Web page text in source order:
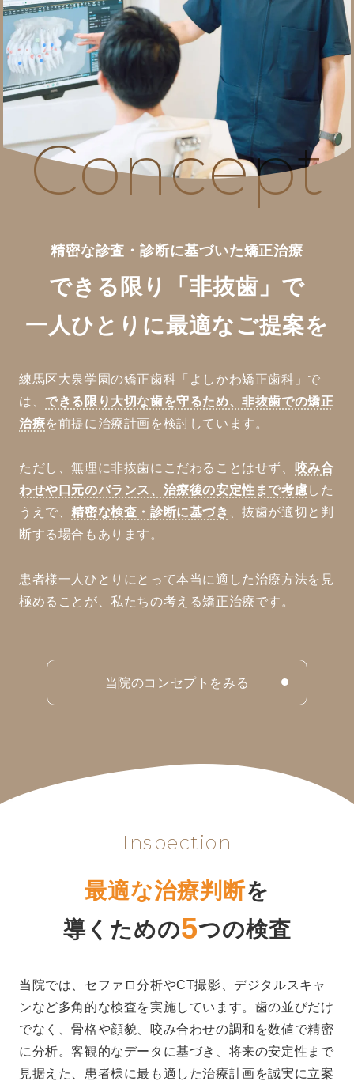
Concept
精密な診査・診断に基づいた矯正治療
できる限り「非抜歯」で
一人ひとりに最適なご提案を
練馬区大泉学園の矯正歯科「よしかわ矯正歯科」で
は、 できる限り大切な歯を守るため、非抜歯での矯正
治療を前提に治療計画を検討しています。
ただし、無理に非抜歯にこだわることはせず、
咬み合
わせや口元のバランス、治療後の安定性まで考慮した
うえで、精密な検査・診断に基づき
、抜歯が適切と判
断する場合もあります。
患者様一人ひとりにとって本当に適した治療方法を見
極めることが、私たちの考える矯正治療です。
当院のコンセプトをみる
Inspection
最適な治療判断を
導くための5つの検査
当院では、セファロ分析やCT撮影、デジタルスキャ
ンなど多角的な検査を実施しています。歯の並びだけ
でなく、骨格や顔貌、咬み合わせの調和を数値で精密
に分析。客観的なデータに基づき、将来の安定性まで
見据えた、患者様に最も適した治療計画を誠実に立案